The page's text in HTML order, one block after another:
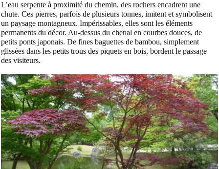
L’eau serpente à proximité du chemin, des rochers encadrent une
chute. Ces pierres, parfois de plusieurs tonnes, imitent et symbolisent
un paysage montagneux. Impérissables, elles sont les éléments
permanents du décor. Au-dessus du chenal en courbes douces, de
petits ponts japonais. De fines baguettes de bambou, simplement
glissées dans les petits trous des piquets en bois, bordent le passage
des visiteurs.